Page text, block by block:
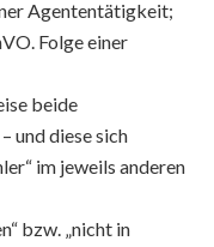
Agententätigkeit;
Folge einer
beide
und diese sich
im jeweils anderen
bzw. „nicht in